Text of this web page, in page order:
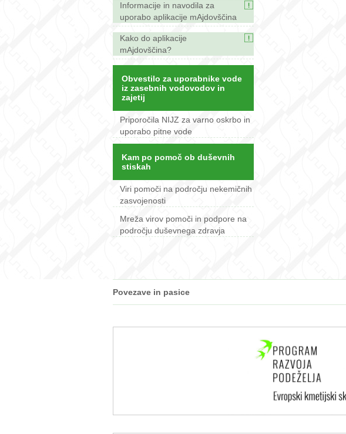
Informacije in navodila za
uporabo aplikacije mAjdovščina
Kako do aplikacije
mAjdovščina?
Obvestilo za uporabnike vode
iz zasebnih vodovodov in
zajetij
Priporočila NIJZ za varno oskrbo in
uporabo pitne vode
Kam po pomoč ob duševnih
stiskah
Viri pomoči na področju nekemičnih
zasvojenosti
Mreža virov pomoči in podpore na
področju duševnega zdravja
Povezave in pasice